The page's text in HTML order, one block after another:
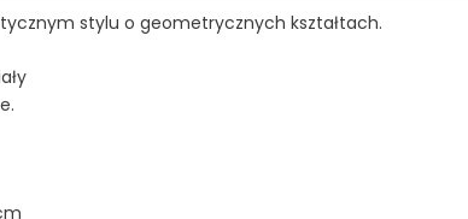
stylu o geometrycznych kształtach.